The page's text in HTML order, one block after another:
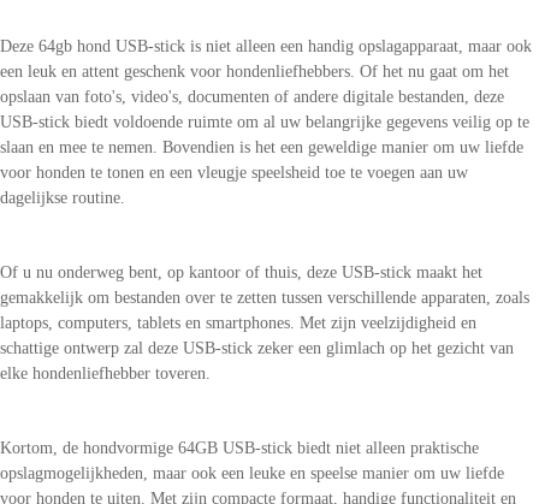
Deze 64gb hond USB-stick is niet alleen een handig opslagapparaat, maar ook
een leuk en attent geschenk voor hondenliefhebbers. Of het nu gaat om het
opslaan van foto's, video's, documenten of andere digitale bestanden, deze
USB-stick biedt voldoende ruimte om al uw belangrijke gegevens veilig op te
slaan en mee te nemen. Bovendien is het een geweldige manier om uw liefde
voor honden te tonen en een vleugje speelsheid toe te voegen aan uw
dagelijkse routine.
Of u nu onderweg bent, op kantoor of thuis, deze USB-stick maakt het
gemakkelijk om bestanden over te zetten tussen verschillende apparaten, zoals
laptops, computers, tablets en smartphones. Met zijn veelzijdigheid en
schattige ontwerp zal deze USB-stick zeker een glimlach op het gezicht van
elke hondenliefhebber toveren.
Kortom, de hondvormige 64GB USB-stick biedt niet alleen praktische
opslagmogelijkheden, maar ook een leuke en speelse manier om uw liefde
voor honden te uiten. Met zijn compacte formaat, handige functionaliteit en